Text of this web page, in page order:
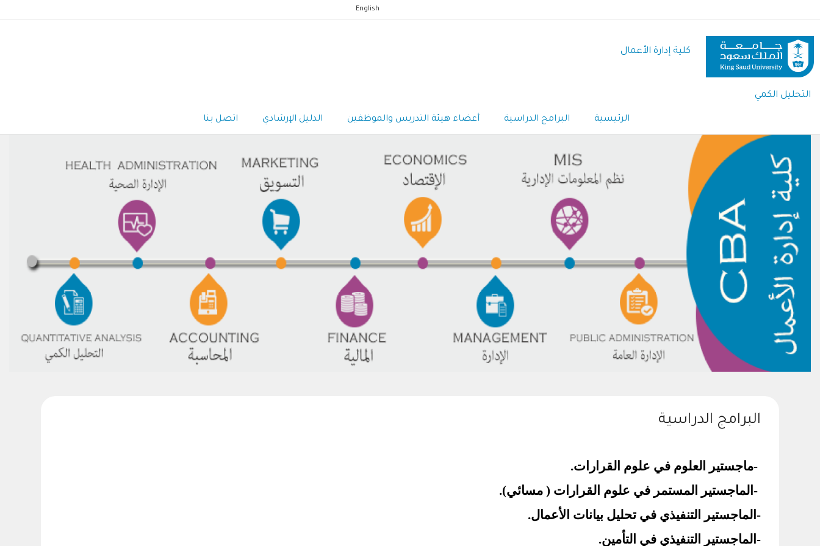
المحتوى
الرئيسي
English
كلية إدارة الأعمال
التحليل الكمي
الرئيسية البرامج الدراسية أعضاء هيئة التدريس والموظفين الدليل الإرشادي اتصل بنا
البرامج الدراسية
-ماجستير العلوم في علوم القرارات.
- الماجستير المستمر في علوم القرارات ( مسائي).
-الماجستير التنفيذي في تحليل بيانات الأعمال.
- الماجستير التنفيذي في التأمين.